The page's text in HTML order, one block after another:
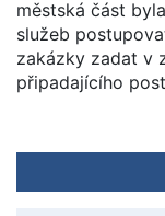
městská část
služeb
zakázky zadat v
připadajícího